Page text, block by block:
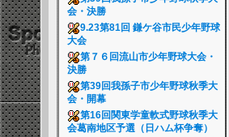
会・決勝
9.23第81回 鎌ケ谷市民少年野球
大会
第７６回流山市少年野球大会・
決勝
第39回我孫子市少年野球秋季大
会・開幕
第16回関東学童軟式野球秋季大
会葛南地区予選（日ハム杯争奪）